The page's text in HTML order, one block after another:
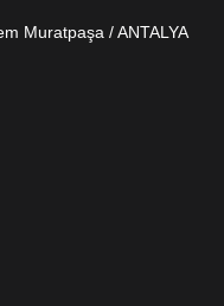
Muratpaşa / ANTALYA